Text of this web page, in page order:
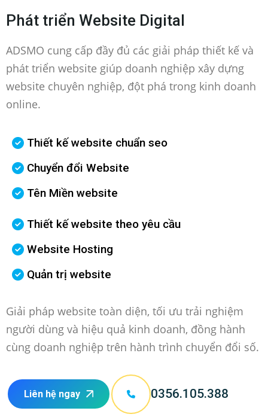
Phát triển Website Digital
ADSMO cung cấp đầy đủ các giải pháp thiết kế và
phát triển website giúp doanh nghiệp xây dựng
website chuyên nghiệp, đột phá trong kinh doanh
online.
Thiết kế website chuẩn seo
Chuyển đổi Website
Tên Miền website
Thiết kế website theo yêu cầu
Website Hosting
Quản trị website
Giải pháp website toàn diện, tối ưu trải nghiệm
người dùng và hiệu quả kinh doanh, đồng hành
cùng doanh nghiệp trên hành trình chuyển đổi số.
Liên hệ ngay 0356.105.388